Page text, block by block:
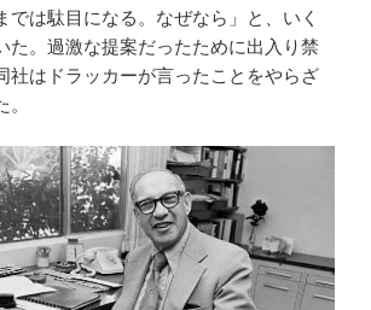
では駄目になる。なぜなら」と、いく
た。過激な提案だったために出入り禁
社はドラッカーが言ったことをやらざ